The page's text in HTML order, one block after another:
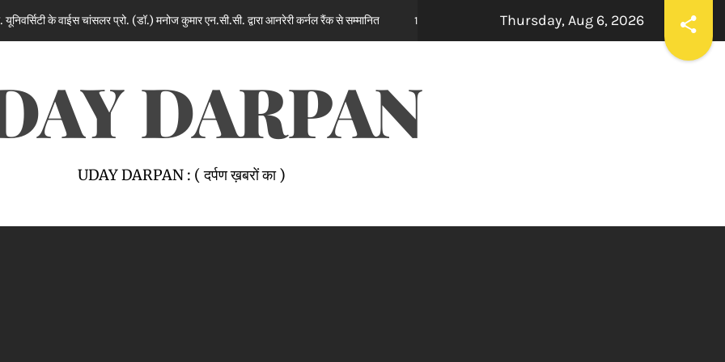
चांसलर प्रो. (डॉ.) मनोज कुमार एन.सी.सी. द्वारा आनरेरी कर्नल रैंक से सम्मानित 1 hour ago इन्नोसेंट हार्ट्स स्कूल में ‘दिशा – एन इनिशिएटिव’ के तहत आयोजित एंटरप्रेन्योरशिप
Thursday, Aug 6, 2026
DARPAN
UDAY DARPAN : ( दर्पण ख़बरों का )